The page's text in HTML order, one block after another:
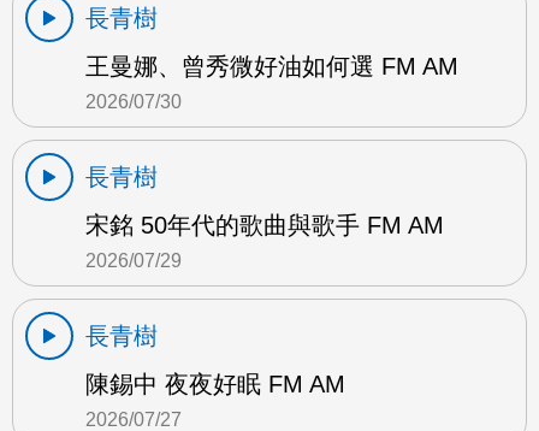
長青樹
王曼娜、曾秀微好油如何選 FM AM
2026/07/30
長青樹
宋銘 50年代的歌曲與歌手 FM AM
2026/07/29
長青樹
陳錫中 夜夜好眠 FM AM
2026/07/27